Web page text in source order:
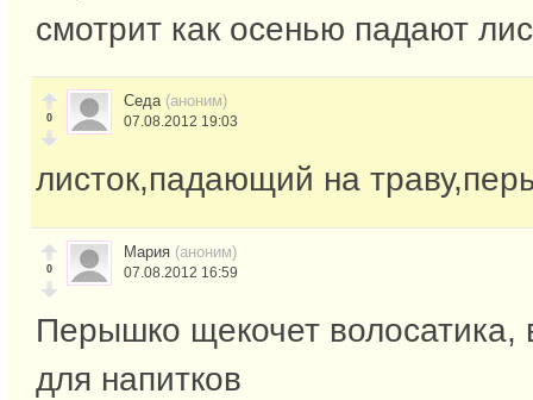
смотрит как осенью падают
0
Седа (аноним)
07.08.2012 19:03
листок,падающий на
0
Мария (аноним)
07.08.2012 16:59
Перышко щекочет волосатика,
для напитков